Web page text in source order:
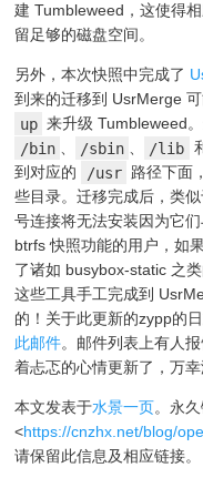
建 Tumbleweed，这使得
留足够的磁盘空间。
另外，本次快照中完成了
到来的迁移到 UsrMerge
up 来升级 Tumbleweed
/bin 、 /sbin 、 /lib
到对应的
/usr 路径下面
些目录。迁移完成后，类
号连接将无法安装因为它
btrfs 快照功能的用户，如
了诸如 busybox-static 之
这些工具手工完成到
的！关于此更新的zypp的
此邮件。邮件列表上有人
着忐忑的心情更新了，万
本文发表于水景一页。永久
<https://cnzhx.net/blog/
请保留此信息及相应链接。